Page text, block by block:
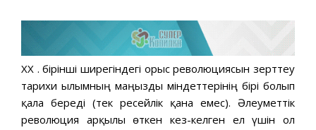
ХХ ғ. бірінші ширегіндегі орыс революциясын зерттеу
тарихи ғылымның маңызды міндеттерінің бірі болып
қала береді (тек ресейлік қана емес). Әлеуметтік
революция арқылы өткен кез-келген ел үшін ол